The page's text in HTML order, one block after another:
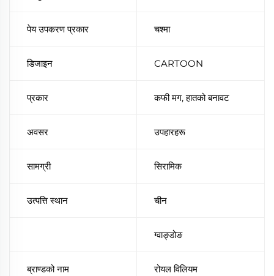
पेय उपकरण प्रकार चश्मा
डिजाइन CARTOON
प्रकार कफी मग, हातको बनावट
अवसर उपहारहरू
सामग्री सिरामिक
उत्पत्ति स्थान चीन
ग्वाङ्डोङ
ब्राण्डको नाम रोयल विलियम